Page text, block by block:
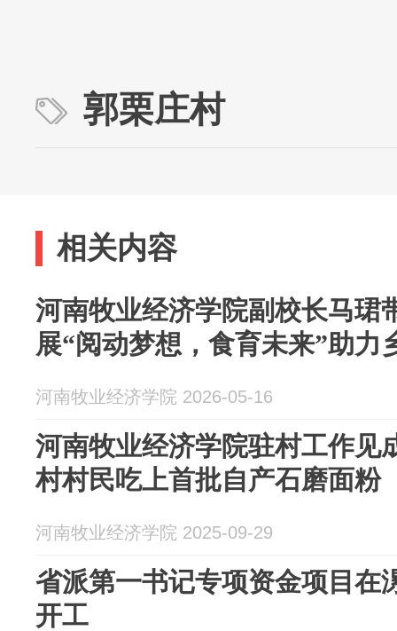
郭栗庄村
相关内容
河南牧业经济学院副校长马珺
展“阅动梦想，食育未来”助力
河南牧业经济学院 2026-05-16
河南牧业经济学院驻村工作见
村村民吃上首批自产石磨面粉
河南牧业经济学院 2025-09-29
省派第一书记专项资金项目在
开工